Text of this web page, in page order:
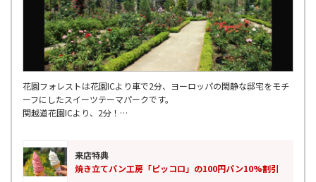
花園フォレストは花園ICより車で2分、ヨーロッパの閑静な邸宅をモチ
ーフにしたスイーツテーマパークです。
関越道花園ICより、2分！
地元の方からご家族連れまで人気のスポットです。
近隣には、秩父長瀞といった埼玉県を代表する観光地もあります。
来店特典
焼き立てパン工房「ピッコロ」の100円パン10%割引